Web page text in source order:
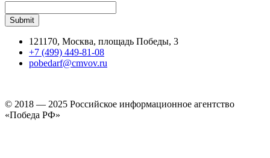
121170, Москва, площадь Победы, 3
+7 (499) 449-81-08
pobedarf@cmvov.ru
© 2018 — 2025 Российское информационное агентство
«Победа РФ»